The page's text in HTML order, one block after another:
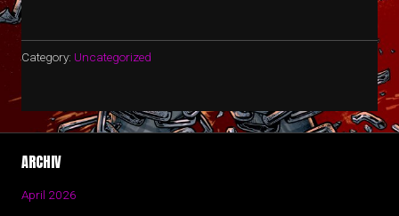
Category: Uncategorized
ARCHIV
April 2026